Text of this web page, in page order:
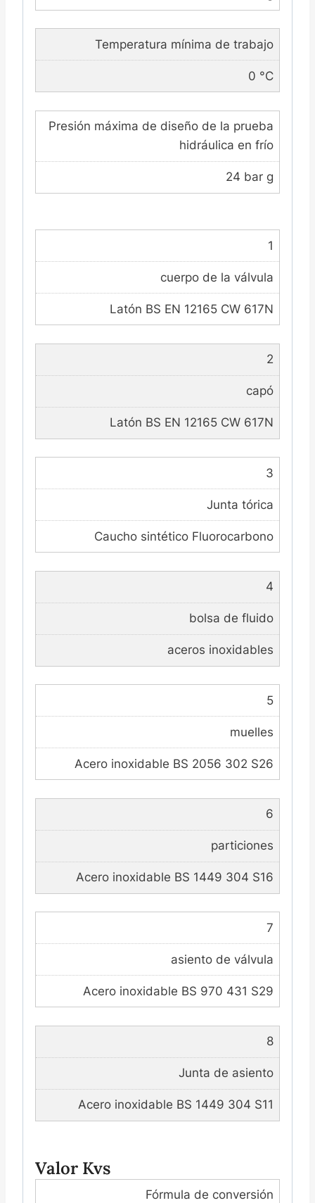
Temperatura mínima de trabajo
0 °C
Presión máxima de diseño de la prueba
hidráulica en frío
24 bar g
1
cuerpo de la válvula
Latón BS EN 12165 CW 617N
2
capó
Latón BS EN 12165 CW 617N
3
Junta tórica
Caucho sintético Fluorocarbono
4
bolsa de fluido
aceros inoxidables
5
muelles
Acero inoxidable BS 2056 302 S26
6
particiones
Acero inoxidable BS 1449 304 S16
7
asiento de válvula
Acero inoxidable BS 970 431 S29
8
Junta de asiento
Acero inoxidable BS 1449 304 S11
Valor Kvs
Fórmula de conversión